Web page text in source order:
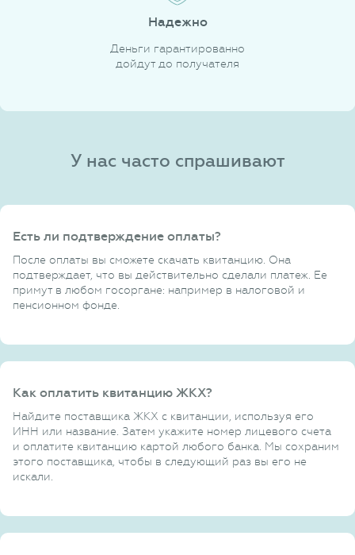
Надежно
Деньги гарантированно
дойдут до получателя
У нас часто спрашивают
Есть ли подтверждение оплаты?
После оплаты вы сможете скачать квитанцию. Она
подтверждает, что вы действительно сделали платеж. Ее
примут в любом госоргане: например в налоговой и
пенсионном фонде.
Как оплатить квитанцию ЖКХ?
Найдите поставщика ЖКХ с квитанции, используя его
ИНН или название. Затем укажите номер лицевого счета
и оплатите квитанцию картой любого банка. Мы сохраним
этого поставщика, чтобы в следующий раз вы его не
искали.